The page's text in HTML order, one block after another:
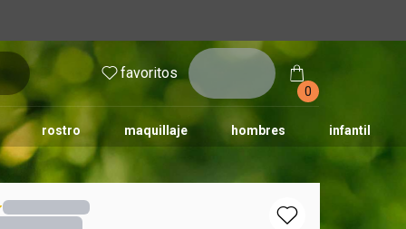
favoritos
0
rostro maquillaje hombres infantil